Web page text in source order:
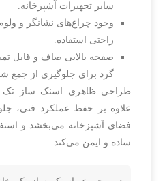
سایر تجهیزات آشپزخانه.
وجود چراغ‌های نشانگر و
راحتی استفاده.
صفحه بالایی صاف و قابل
گرد برای جلوگیری از جمع
طراحی ظاهری اسنک ساز تک
علاوه بر حفظ عملکرد فنی،
فضای آشپزخانه می‌بخشد و
ساده و ایمن می‌کند.